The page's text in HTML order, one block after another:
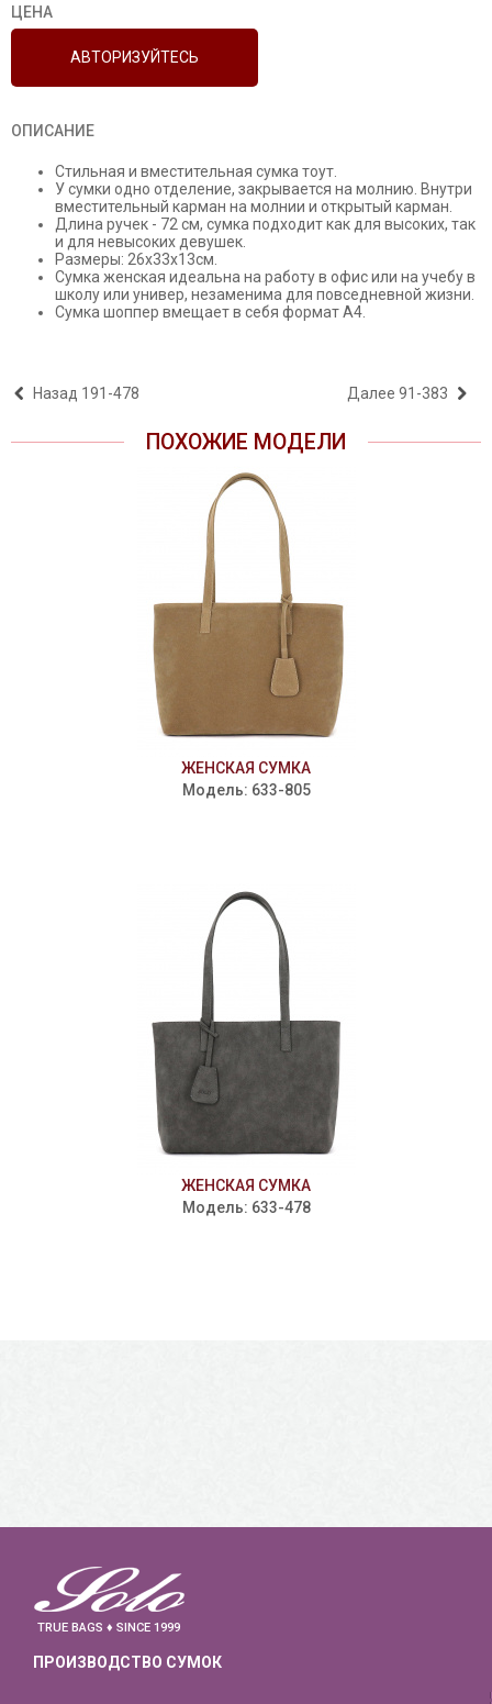
Далее 91-383
Назад 191-478
ЦЕНА
АВТОРИЗУЙТЕСЬ
ОПИСАНИЕ
Стильная и вместительная сумка тоут.
У сумки одно отделение, закрывается на молнию. Внутри
вместительный карман на молнии и открытый карман.
Длина ручек - 72 см, сумка подходит как для высоких, так
и для невысоких девушек.
Размеры: 26х33х13см.
Сумка женская идеальна на работу в офис или на учебу в
школу или универ, незаменима для повседневной жизни.
Сумка шоппер вмещает в себя формат А4.
ПОХОЖИЕ МОДЕЛИ
ЖЕНСКАЯ СУМКА
Модель: 633-805
ЖЕНСКАЯ СУМКА
Модель: 633-478
TRUE BAGS ♦ SINCE 1999
ПРОИЗВОДСТВО СУМОК